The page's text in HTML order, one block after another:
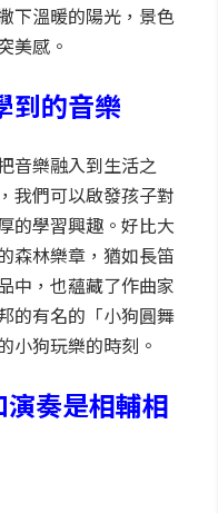
下溫暖的陽光，景色
美感。
到的音樂
音樂融入到生活之
我們可以啟發孩子對
的學習興趣。好比大
森林樂章，猶如長笛
中，也蘊藏了作曲家
的有名的「小狗圓舞
小狗玩樂的時刻。
奏是相輔相